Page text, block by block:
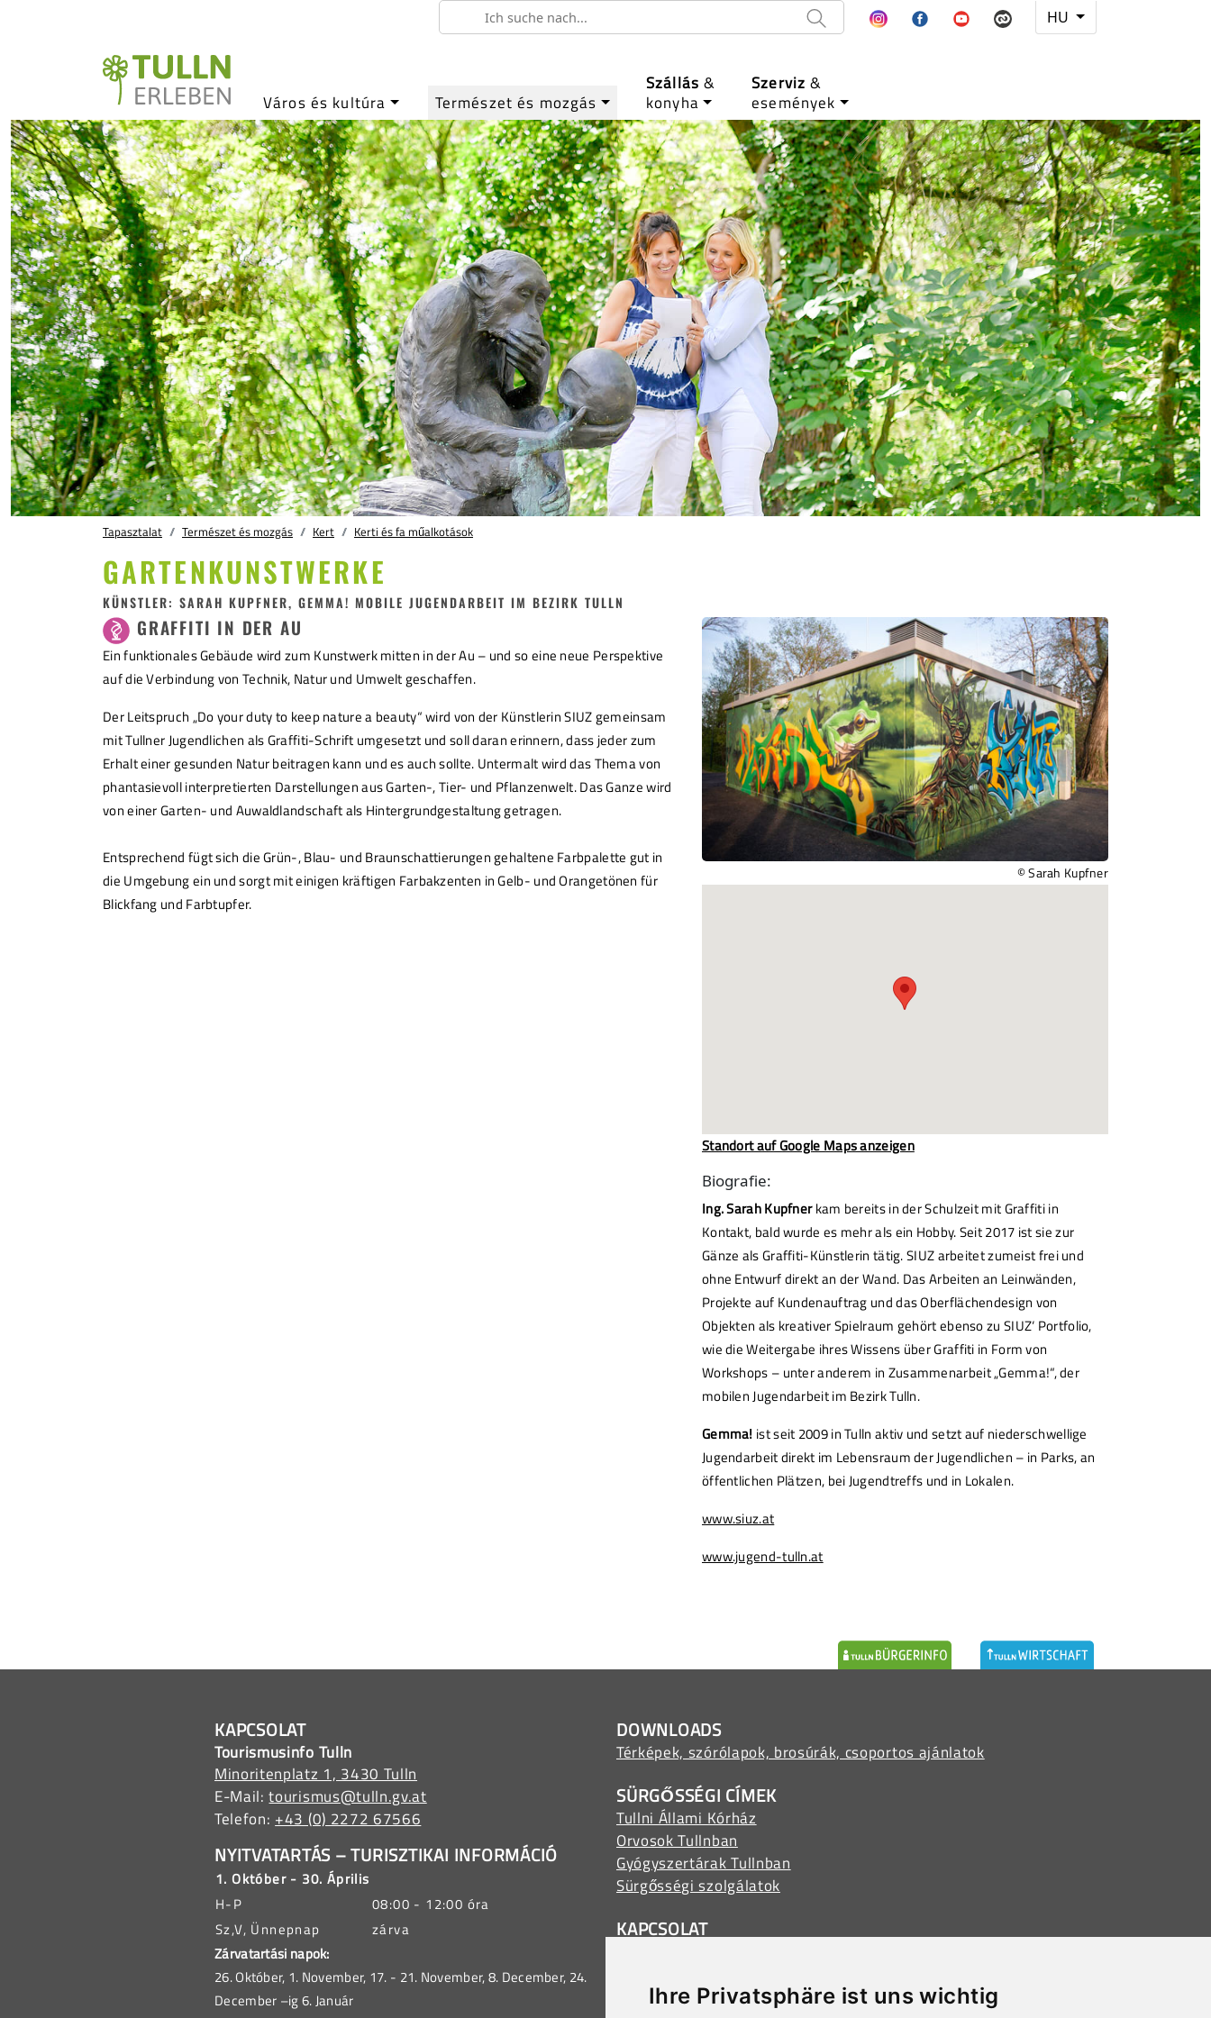
Ihre Privatsphäre ist uns wichtig
HU
Város és kultúra Természet és mozgás
Szállás &
konyha
Szerviz &
események
Tapasztalat Természet és mozgás Kert Kerti és fa műalkotások
GARTENKUNSTWERKE
KÜNSTLER: SARAH KUPFNER, GEMMA! MOBILE JUGENDARBEIT IM BEZIRK TULLN
GRAFFITI IN DER AU
Ein funktionales Gebäude wird zum Kunstwerk mitten in der Au – und so eine neue Perspektive
auf die Verbindung von Technik, Natur und Umwelt geschaffen.
Der Leitspruch „Do your duty to keep nature a beauty“ wird von der Künstlerin SIUZ gemeinsam
mit Tullner Jugendlichen als Graffiti-Schrift umgesetzt und soll daran erinnern, dass jeder zum
Erhalt einer gesunden Natur beitragen kann und es auch sollte. Untermalt wird das Thema von
phantasievoll interpretierten Darstellungen aus Garten-, Tier- und Pflanzenwelt. Das Ganze wird
von einer Garten- und Auwaldlandschaft als Hintergrundgestaltung getragen.
Entsprechend fügt sich die Grün-, Blau- und Braunschattierungen gehaltene Farbpalette gut in
die Umgebung ein und sorgt mit einigen kräftigen Farbakzenten in Gelb- und Orangetönen für
Blickfang und Farbtupfer.
© Sarah Kupfner
Standort auf Google Maps anzeigen
Biografie:
Ing. Sarah Kupfnerkam bereits in der Schulzeit mit Graffiti in
Kontakt, bald wurde es mehr als ein Hobby. Seit 2017 ist sie zur
Gänze als Graffiti-Künstlerin tätig. SIUZ arbeitet zumeist frei und
ohne Entwurf direkt an der Wand. Das Arbeiten an Leinwänden,
Projekte auf Kundenauftrag und das Oberflächendesign von
Objekten als kreativer Spielraum gehört ebenso zu SIUZ‘ Portfolio,
wie die Weitergabe ihres Wissens über Graffiti in Form von
Workshops – unter anderem in Zusammenarbeit „Gemma!“, der
mobilen Jugendarbeit im Bezirk Tulln.
Gemma! ist seit 2009 in Tulln aktiv und setzt auf niederschwellige
Jugendarbeit direkt im Lebensraum der Jugendlichen – in Parks, an
öffentlichen Plätzen, bei Jugendtreffs und in Lokalen.
www.siuz.at
www.jugend-tulln.at
KAPCSOLAT
Tourismusinfo Tulln
Minoritenplatz 1, 3430 Tulln
E-Mail:tourismus@tulln.gv.at
Telefon: +43 (0) 2272 67566
NYITVATARTÁS – TURISZTIKAI INFORMÁCIÓ
1. Október - 30. Április
H-P
08:00 - 12:00 óra
Sz,V, Ünnepnap
zárva
Zárvatartási napok:
26. Október, 1. November, 17. - 21. November, 8. December, 24.
December –ig 6. Január
DOWNLOADS
Térképek, szórólapok, brosúrák, csoportos ajánlatok
SÜRGŐSSÉGI CÍMEK
Tullni Állami Kórház
Orvosok Tullnban
Gyógyszertárak Tullnban
Sürgősségi szolgálatok
KAPCSOLAT
E-Mail:stadtamt@tulln.gv.at